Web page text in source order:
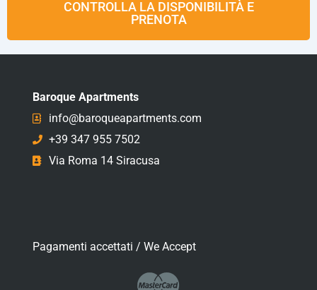
CONTROLLA LA DISPONIBILITÀ E
PRENOTA
Baroque Apartments
info@baroqueapartments.com
+39 347 955 7502
Via Roma 14 Siracusa
Pagamenti accettati / We Accept